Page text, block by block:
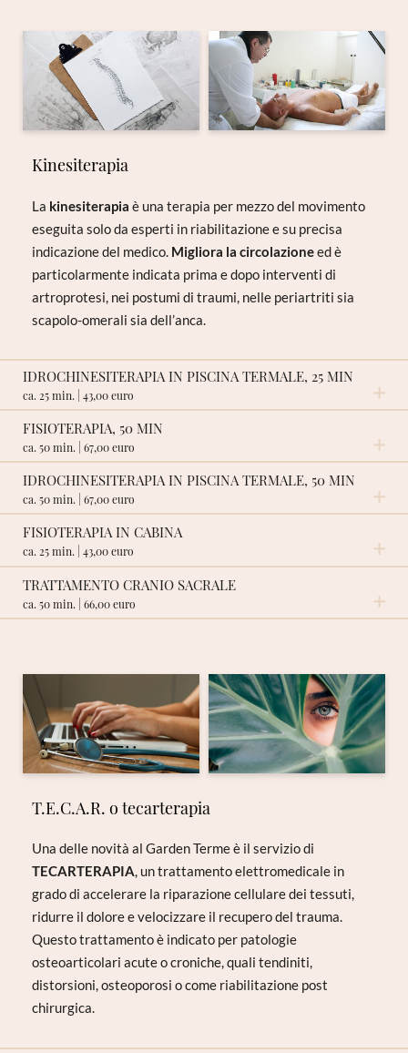
Kinesiterapia
La kinesiterapia è una terapia per mezzo del movimento
eseguita solo da esperti in riabilitazione e su precisa
indicazione del medico. Migliora la circolazioneed è
particolarmente indicata prima e dopo interventi di
artroprotesi, nei postumi di traumi, nelle periartriti sia
scapolo-omerali sia dell’anca.
IDROCHINESITERAPIA IN PISCINA TERMALE, 25 MIN
ca. 25 min. | 43,00 euro
RICHIESTA NON VINCOLANTE
FISIOTERAPIA, 50 MIN
ca. 50 min. | 67,00 euro
RICHIESTA NON VINCOLANTE
IDROCHINESITERAPIA IN PISCINA TERMALE, 50 MIN
ca. 50 min. | 67,00 euro
RICHIESTA NON VINCOLANTE
FISIOTERAPIA IN CABINA
ca. 25 min. | 43,00 euro
RICHIESTA NON VINCOLANTE
TRATTAMENTO CRANIO SACRALE
ca. 50 min. | 66,00 euro
ossa del cranio e la colonna vertebrale fino all’osso sacro. Se
questo movimento viene alterato in seguito a traumi fisici o
emotivi, provoca disturbi come insonnia, ansia, depressioni,
problemi posturali, emicrania, sciatalgie, dolori cervicali,
dorsali e lombari. Una tecnica dolce per un contatto
localizzate principalmente nella regione tra il cranio e il
sacro, hanno lo scopo di rilevare le alterazioni e correggerle,
ripristinando il ritmo cranio sacrale.
RICHIESTA NON VINCOLANTE
T.E.C.A.R. o tecarterapia
Una delle novità al Garden Terme è il servizio di
TECARTERAPIA, un trattamento elettromedicale in
grado di accelerare la riparazione cellulare dei tessuti,
ridurre il dolore e velocizzare il recupero del trauma.
Questo trattamento è indicato per patologie
osteoarticolari acute o croniche, quali tendiniti,
distorsioni, osteoporosi o come riabilitazione post
chirurgica.